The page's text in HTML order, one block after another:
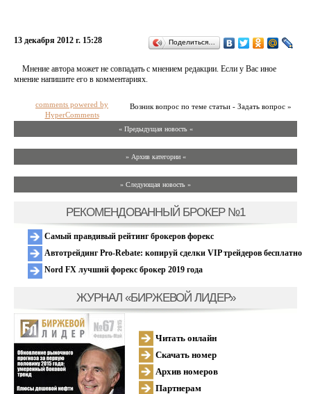
13 декабря 2012 г. 15:28 Поделиться…
Мнение автора может не совпадать с мнением редакции. Если у Вас иное
мнение напишите его в комментариях.
Возник вопрос по теме статьи - Задать вопрос »
comments powered by
HyperComments
« Предыдущая новость «
» Архив категории «
» Следующая новость »
РЕКОМЕНДОВАННЫЙ БРОКЕР №1
Самый правдивый рейтинг брокеров форекс
Автотрейдинг Pro-Rebate: копируй сделки VIP трейдеров бесплатно
Nord FX лучший форекс брокер 2019 года
ЖУРНАЛ «БИРЖЕВОЙ ЛИДЕР»
Читать онлайн
Скачать номер
Архив номеров
Партнерам